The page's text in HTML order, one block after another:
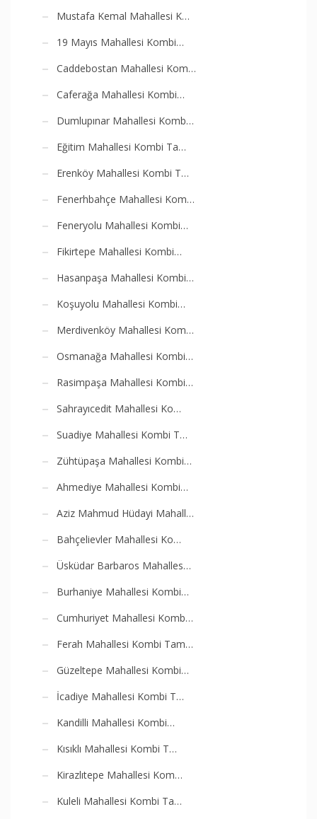
Mustafa Kemal Mahallesi K…
19 Mayıs Mahallesi Kombi…
Caddebostan Mahallesi Kom…
Caferağa Mahallesi Kombi…
Dumlupınar Mahallesi Komb…
Eğitim Mahallesi Kombi Ta…
Erenköy Mahallesi Kombi T…
Fenerhbahçe Mahallesi Kom…
Feneryolu Mahallesi Kombi…
Fikirtepe Mahallesi Kombi…
Hasanpaşa Mahallesi Kombi…
Koşuyolu Mahallesi Kombi…
Merdivenköy Mahallesi Kom…
Osmanağa Mahallesi Kombi…
Rasimpaşa Mahallesi Kombi…
Sahrayıcedit Mahallesi Ko…
Suadiye Mahallesi Kombi T…
Zühtüpaşa Mahallesi Kombi…
Ahmediye Mahallesi Kombi…
Aziz Mahmud Hüdayi Mahall…
Bahçelievler Mahallesi Ko…
Üsküdar Barbaros Mahalles…
Burhaniye Mahallesi Kombi…
Cumhuriyet Mahallesi Komb…
Ferah Mahallesi Kombi Tam…
Güzeltepe Mahallesi Kombi…
İcadiye Mahallesi Kombi T…
Kandilli Mahallesi Kombi…
Kısıklı Mahallesi Kombi T…
Kirazlıtepe Mahallesi Kom…
Kuleli Mahallesi Kombi Ta…